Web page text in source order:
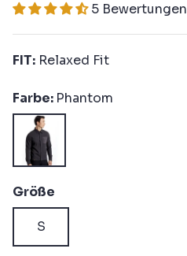
5 Bewertungen
FIT: Relaxed Fit
Farbe Phantom
Phantom
Größe
S